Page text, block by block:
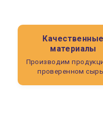
Качественные
материалы
Производим
проверенном